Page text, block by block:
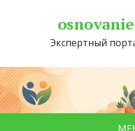
Экспертный